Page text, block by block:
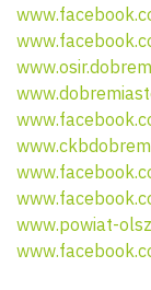
www.powiat-